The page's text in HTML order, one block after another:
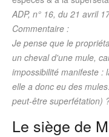
ADP, n° 16, du 21 avril
Commentaire :
Je pense que le
un cheval d'une mule,
impossibilité manifeste :
elle a donc eu des
peut-être superfétation)
Le siège de